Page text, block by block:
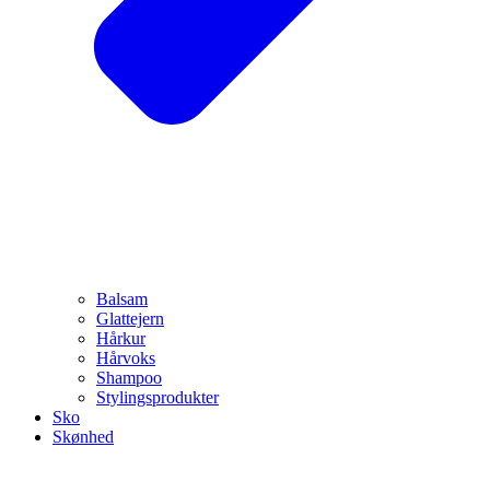
Balsam
Glattejern
Hårkur
Hårvoks
Shampoo
Stylingsprodukter
Sko
Skønhed